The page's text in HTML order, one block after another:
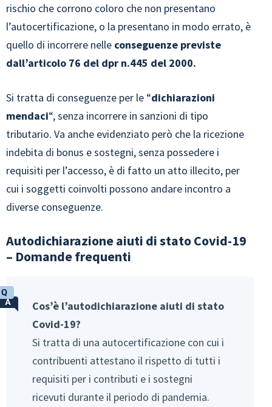
rischio che corrono coloro che non presentano
l’autocertificazione, o la presentano in modo errato, è
quello di incorrere nelle conseguenze previste
dall’articolo 76 del dpr n.445 del 2000.
Si tratta di conseguenze per le “dichiarazioni
mendaci“, senza incorrere in sanzioni di tipo
tributario. Va anche evidenziato però che la ricezione
indebita di bonus e sostegni, senza possedere i
requisiti per l’accesso, è di fatto un atto illecito, per
cui i soggetti coinvolti possono andare incontro a
diverse conseguenze.
Autodichiarazione aiuti di stato Covid-19
– Domande frequenti
Cos’è l’autodichiarazione aiuti di stato
Covid-19?
Si tratta di una autocertificazione con cui i
contribuenti attestano il rispetto di tutti i
requisiti per i contributi e i sostegni
ricevuti durante il periodo di pandemia.